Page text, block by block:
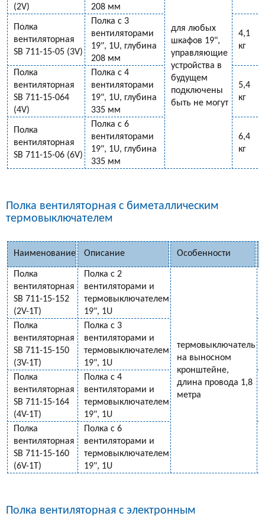
(2V)
208 мм
для любых
шкафов 19",
управляющие
устройства в
будущем
подключены
быть не могут
Полка
вентиляторная
SB 711-15-05 (3V)
Полка с 3
вентиляторами
19", 1U, глубина
208 мм
4,1
кг
Полка
вентиляторная
SB 711-15-064
(4V)
Полка с 4
вентиляторами
19", 1U, глубина
335 мм
5,4
кг
Полка
вентиляторная
SB 711-15-06 (6V)
Полка с 6
вентиляторами
19", 1U, глубина
335 мм
6,4
кг
Полка вентиляторная с биметаллическим
термовыключателем
Наименование Описание Особенности
Полка
вентиляторная
SB 711-15-152
(2V-1T)
Полка с 2
вентиляторами и
термовыключателем
19", 1U
термовыключатель
на выносном
кронштейне,
длина провода 1,8
метра
Полка
вентиляторная
SB 711-15-150
(3V-1T)
Полка с 3
вентиляторами и
термовыключателем
19", 1U
Полка
вентиляторная
SB 711-15-164
(4V-1T)
Полка с 4
вентиляторами и
термовыключателем
19", 1U
Полка
вентиляторная
SB 711-15-160
(6V-1T)
Полка с 6
вентиляторами и
термовыключателем
19", 1U
Полка вентиляторная с электронным